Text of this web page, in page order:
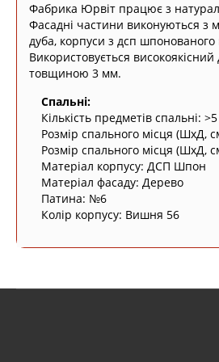
Фабрика Юрвіт працює з
Фасадні частини виконуються з
дуба, корпуси з дсп
Використовується
товщиною 3 мм.
Спальні:
Кількість предметів спальні: >5
Розмір спального місця (ШxД,
Розмір спального місця (ШxД,
Матеріал корпусу: ДСП Шпон
Матеріал фасаду: Дерево
Патина: №6
Колір корпусу: Вишня 56